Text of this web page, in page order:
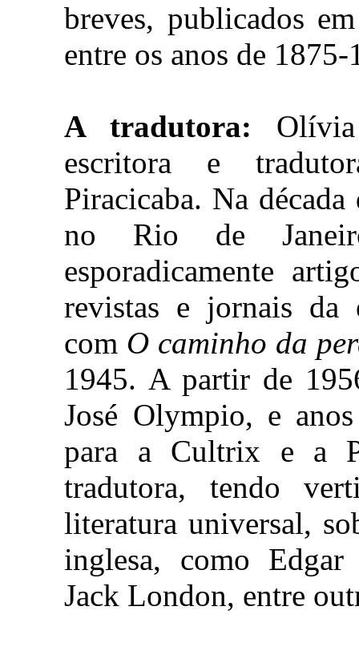
breves, publicados
entre os anos de
A tradutora: Olívia
escritora e
Piracicaba. Na
no Rio de
esporadicamente
revistas e jornais da
com O caminho da
1945. A partir de
José Olympio, e
para a Cultrix e a
tradutora, tendo
literatura universal,
inglesa, como
Jack London, entre